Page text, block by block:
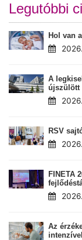
Legutóbbi
Hol van
A
újszülött
RSV
FINETA
Az